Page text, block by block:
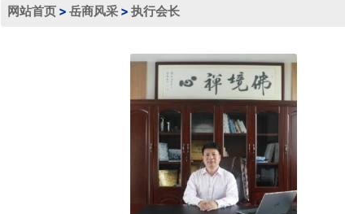
网站首页 > 岳商风采 > 执行会长